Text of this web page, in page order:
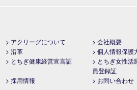
> アクリーグについて
> 会社概要
> 沿革
> 個人情報保護
> とちぎ健康経営宣言証
> とちぎ女性活
員登録証
> 採用情報 > お問い合わせ